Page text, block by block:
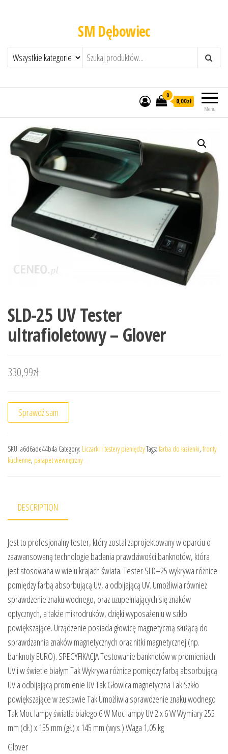
SM Dębowiec
Menu
0
0,00zł
SLD-25 UV Tester
ultrafioletowy – Glover
330,99zł
Sprawdź sam
SKU: a6d6ade44b4a Category: Liczarki i testery pieniędzyTags: farba do łazienki, fronty
kuchenne, parapet wewnętrzny
DESCRIPTION
Jest to profesjonalny tester, który został zaprojektowany w oparciu o
zaawansowaną technologie badania prawdziwości banknotów, która
jest stosowana w wielu krajach świata. Tester SLD–25 wykrywa różnice
pomiędzy farbą absorbującą UV, a odbijającą UV. Umożliwia również
sprawdzenie znaku wodnego, oraz uzupełniających się znaków
optycznych, a także mikrodruków, dzięki wyposażeniu w szkło
powiększające. Urządzenie posiada głowicę magnetyczną służącą do
sprawdzannia znaków magnetycznych oraz nitki magnetycznej (np.
banknoty EURO). SPECYFIKACJA Testowanie banknotów w promieniach
UV i w świetle białym Tak Wykrywa różnice pomiędzy farbą absorbującą
UV a odbijającą promienie UV Tak Głowica magnetyczna Tak Szkło
powiększające w zestawie Tak Umożliwia sprawdzenie znaku wodnego
Tak Moc lampy światła białego 6 W Moc lampy UV 2 x 6 W Wymiary 255
mm (dł.) x 155 mm (gł.) x 145 mm (wys.) Waga 1,05 kg
Glover